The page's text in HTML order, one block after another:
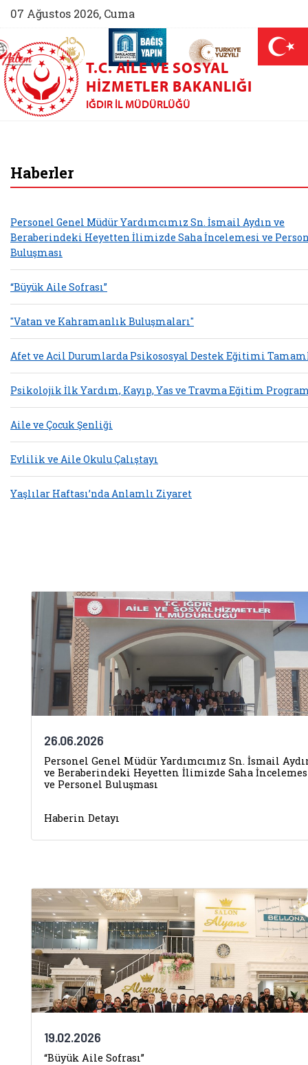
07 Ağustos 2026, Cuma
(yeni sekmede açılır)
AİLEM İletişim Merkezi (yeni sekmede açılır)
Aile ve Nüfus On Yılı (yeni sekmede açılır)
Darülaceze bağış sayfası (yeni
T.C. AILE VE SOSYAL
HIZMETLER BAKANLIĞI
IĞDIR İL MÜDÜRLÜĞÜ
Haberler
Personel Genel Müdür Yardımcımız Sn. İsmail Aydın ve
Beraberindeki Heyetten İlimizde Saha İncelemesi ve
Buluşması
“Büyük Aile Sofrası”
"Vatan ve Kahramanlık Buluşmaları"
Afet ve Acil Durumlarda Psikososyal Destek Eğitimi
Psikolojik İlk Yardım, Kayıp, Yas ve Travma Eğitim
Aile ve Çocuk Şenliği
Evlilik ve Aile Okulu Çalıştayı
Yaşlılar Haftası’nda Anlamlı Ziyaret
26.06.2026
Personel Genel Müdür Yardımcımız Sn. İsmail
ve Beraberindeki Heyetten İlimizde Saha
ve Personel Buluşması
Haberin Detayı
19.02.2026
“Büyük Aile Sofrası”